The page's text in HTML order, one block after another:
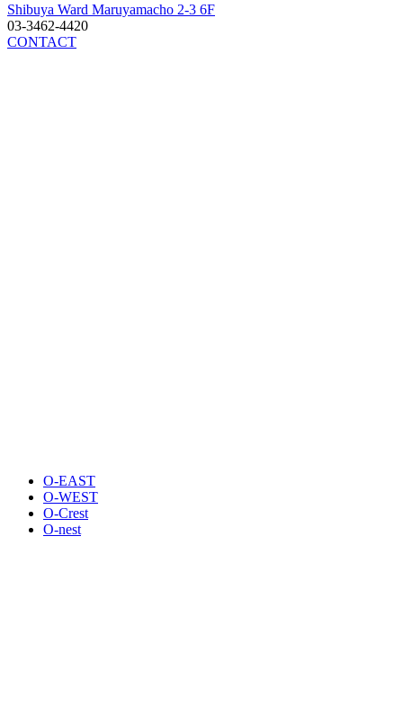
Shibuya Ward Maruyamacho 2-3 6F
03-3462-4420
CONTACT
O-EAST
O-WEST
O-Crest
O-nest